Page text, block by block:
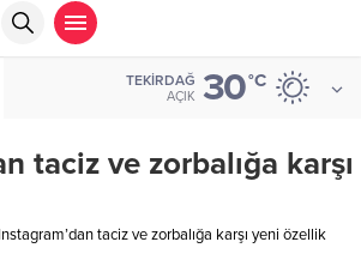
TEKIRDAĞ
AÇIK 30°C
taciz ve zorbalığa karşı
Instagram’dan taciz ve zorbalığa karşı yeni özellik